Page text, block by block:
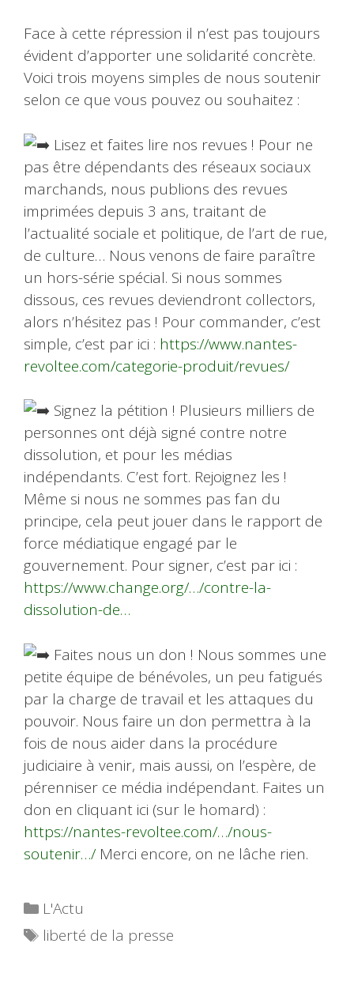
Face à cette répression il n’est pas toujours
évident d’apporter une solidarité concrète.
Voici trois moyens simples de nous soutenir
selon ce que vous pouvez ou souhaitez :
Lisez et faites lire nos revues ! Pour ne
pas être dépendants des réseaux sociaux
marchands, nous publions des revues
imprimées depuis 3 ans, traitant de
l’actualité sociale et politique, de l’art de rue,
de culture… Nous venons de faire paraître
un hors-série spécial. Si nous sommes
dissous, ces revues deviendront collectors,
alors n’hésitez pas ! Pour commander, c’est
simple, c’est par ici : https://www.nantes-
revoltee.com/categorie-produit/revues/
Signez la pétition ! Plusieurs milliers de
personnes ont déjà signé contre notre
dissolution, et pour les médias
indépendants. C’est fort. Rejoignez les !
Même si nous ne sommes pas fan du
principe, cela peut jouer dans le rapport de
force médiatique engagé par le
gouvernement. Pour signer, c’est par ici :
https://www.change.org/…/contre-la-
dissolution-de…
Faites nous un don ! Nous sommes une
petite équipe de bénévoles, un peu fatigués
par la charge de travail et les attaques du
pouvoir. Nous faire un don permettra à la
fois de nous aider dans la procédure
judiciaire à venir, mais aussi, on l’espère, de
pérenniser ce média indépendant. Faites un
don en cliquant ici (sur le homard) :
https://nantes-revoltee.com/…/nous-
soutenir…/ Merci encore, on ne lâche rien.
Catégories
L'Actu
Étiquettes
liberté de la presse